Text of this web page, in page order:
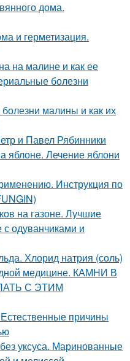
дома.
и герметизация.
на малине и как ее
болезни
малины и как их
и Павел Рябинники
яблоне. Лечение яблони
Инструкция по
на газоне. Лучшие
с одуванчиками и
Хлорид натрия (соль)
медицине. КАМНИ В
С ЭТИМ
причины
уксуса. Маринованные